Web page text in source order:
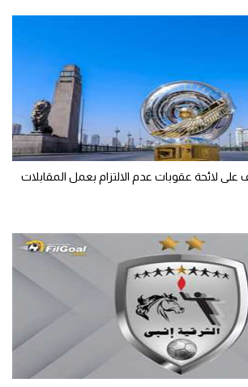
لائحة عقوبات عدم الالتزام بعمل المقابلات